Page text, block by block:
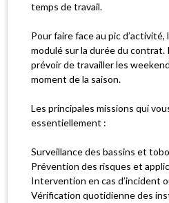
temps de travail.
Pour faire face au pic
modulé sur la durée du
prévoir de travailler les
moment de la saison.
Les principales missions qui
essentiellement :
Surveillance des bassins et
Prévention des risques et
Intervention en cas d’incident
Vérification quotidienne des